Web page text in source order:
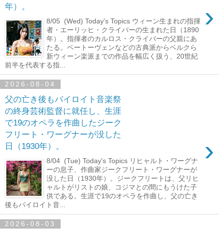
年）。
›
8/05 (Wed) Today's Topics ウィーン生まれの指揮
者・エーリッヒ・クライバーの生まれた日（1890
年）。指揮者のカルロス・クライバーの父親にあ
たる。ベートーヴェンなどの古典派からベルクら
新ウィーン楽派までの作品を幅広く扱う、20世紀
前半を代表する指...
2026-08-04
父の亡き後もバイロイト音楽祭
の終身芸術監督に就任し、生涯
で19のオペラを作曲したジーク
フリート・ワーグナーが没した
日（1930年）。
›
8/04 (Tue) Today's Topics リヒャルト・ワーグナ
ーの息子、作曲家ジークフリート・ワーグナーが
没した日（1930年）。ジークフリートは、父リヒ
ャルトがリストの娘、コジマとの間にもうけた子
供である。生涯で19のオペラを作曲し、父の亡き
後もバイロイト音...
2026-08-03